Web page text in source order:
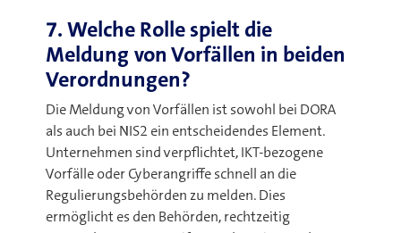
7. Welche Rolle spielt die
Meldung von Vorfällen in beiden
Verordnungen?
Die Meldung von Vorfällen ist sowohl bei DORA
als auch bei NIS2 ein entscheidendes Element.
Unternehmen sind verpflichtet, IKT-bezogene
Vorfälle oder Cyberangriffe schnell an die
Regulierungsbehörden zu melden. Dies
ermöglicht es den Behörden, rechtzeitig